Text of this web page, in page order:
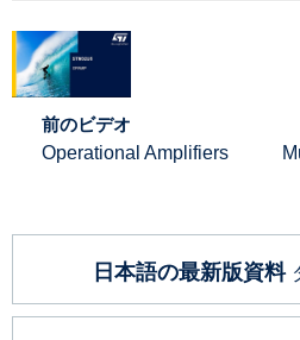
前のビデオ
Operational Amplifiers
日本語の最新版資料